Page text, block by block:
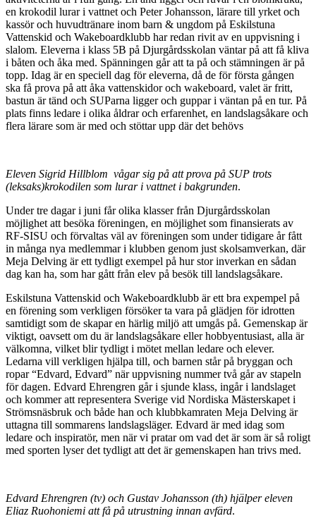
en krokodil lurar i vattnet och Peter Johansson, lärare till yrket och
kassör och huvudtränare inom barn & ungdom på Eskilstuna
Vattenskid och Wakeboardklubb har redan rivit av en uppvisning i
slalom. Eleverna i klass 5B på Djurgårdsskolan väntar på att få kliva
i båten och åka med. Spänningen går att ta på och stämningen är på
topp. Idag är en speciell dag för eleverna, då de för första gången
ska få prova på att åka vattenskidor och wakeboard, valet är fritt,
bastun är tänd och SUParna ligger och guppar i väntan på en tur. På
plats finns ledare i olika åldrar och erfarenhet, en landslagsåkare och
flera lärare som är med och stöttar upp där det behövs
Eleven Sigrid Hillblom vågar sig på att prova på SUP trots
(leksaks)krokodilen som lurar i vattnet i bakgrunden.
Under tre dagar i juni får olika klasser från Djurgårdsskolan
möjlighet att besöka föreningen, en möjlighet som finansierats av
RF-SISU och förvaltas väl av föreningen som under tidigare år fått
in många nya medlemmar i klubben genom just skolsamverkan, där
Meja Delving är ett tydligt exempel på hur stor inverkan en sådan
dag kan ha, som har gått från elev på besök till landslagsåkare.
Eskilstuna Vattenskid och Wakeboardklubb är ett bra expempel på
en förening som verkligen försöker ta vara på glädjen för idrotten
samtidigt som de skapar en härlig miljö att umgås på. Gemenskap är
viktigt, oavsett om du är landslagsåkare eller hobbyentusiast, alla är
välkomna, vilket blir tydligt i mötet mellan ledare och elever.
Ledarna vill verkligen hjälpa till, och barnen står på bryggan och
ropar “Edvard, Edvard” när uppvisning nummer två går av stapeln
för dagen. Edvard Ehrengren går i sjunde klass, ingår i landslaget
och kommer att representera Sverige vid Nordiska Mästerskapet i
Strömsnäsbruk och både han och klubbkamraten Meja Delving är
uttagna till sommarens landslagsläger. Edvard är med idag som
ledare och inspiratör, men när vi pratar om vad det är som är så roligt
med sporten lyser det tydligt att det är gemenskapen han trivs med.
Edvard Ehrengren (tv) och Gustav Johansson (th) hjälper eleven
Eliaz Ruohoniemi att få på utrustning innan avfärd.